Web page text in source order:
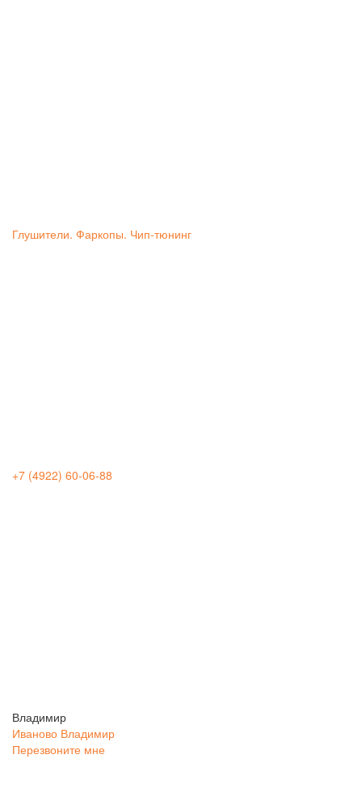
Глушители. Фаркопы. Чип-тюнинг
+7 (4922) 60-06-88
Владимир
Иваново Владимир
Перезвоните мне